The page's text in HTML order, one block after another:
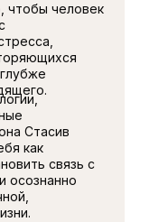
чтобы человек
Стасив
как
связь с
осознанно